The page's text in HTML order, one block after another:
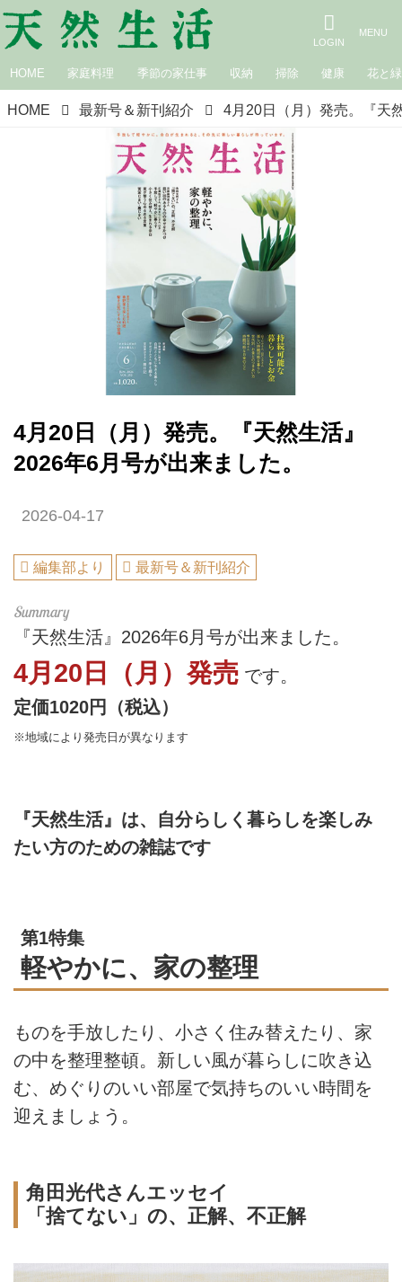
HOME 家庭料理 季節の家仕事 収納 掃除 健康 花と緑
HOME 最新号＆新刊紹介
4月20日（月）発売。『天然生活』
2026年6月号が出来ました。
2026-04-17
編集部より 最新号＆新刊紹介
『天然生活』2026年6月号が出来ました。
4月20日（月）発売 です。
定価1020円（税込）
※地域により発売日が異なります
『天然生活』は、自分らしく暮らしを楽しみ
たい方のための雑誌です
第1特集
軽やかに、家の整理
ものを手放したり、小さく住み替えたり、家
の中を整理整頓。新しい風が暮らしに吹き込
む、めぐりのいい部屋で気持ちのいい時間を
迎えましょう。
角田光代さんエッセイ
「捨てない」の、正解、不正解